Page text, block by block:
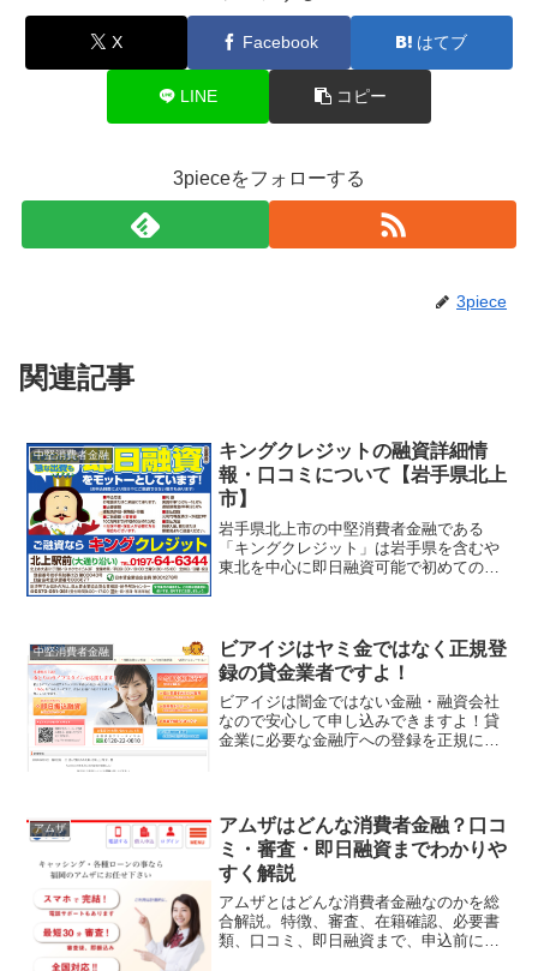
X Facebook はてブ
LINE コピー
3pieceをフォローする
3piece
関連記事
中堅消費者金融
キングクレジットの融資詳細情
報・口コミについて【岩手県北上
市】
岩手県北上市の中堅消費者金融である
「キングクレジット」は岩手県を含むや
東北を中心に即日融資可能で初めての方
とが可能です。地方の消費...
中堅消費者金融
ビアイジはヤミ金ではなく正規登
録の貸金業者ですよ！
ビアイジは闇金ではない金融・融資会社
なので安心して申し込みできますよ！貸
金業に必要な金融庁への登録を正規に行
融です。関東や関西には広...
アムザ
アムザはどんな消費者金融？口コ
ミ・審査・即日融資までわかりや
すく解説
アムザとはどんな消費者金融なのかを総
合解説。特徴、審査、在籍確認、必要書
類、口コミ、即日融資まで、申込前に知